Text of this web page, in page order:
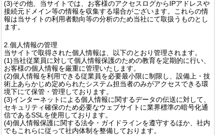
(3)その他、当サイトでは、お客様のアクセスログからIPアドレスや
接続元ドメイン等の情報を収集する場合がございます。これらの情
報は当サイトの利用者動向等の分析のため当社にて取扱うものとし
ます。
2.個人情報の管理
当サイトで取得された個人情報は、以下のとおり管理されます。
(1)当社従業員に対して個人情報保護のための教育を定期的に行い、
お客様の個人情報を厳重に管理いたします。
(2)個人情報を利用できる従業員を必要最小限に制限し、設備上・技
術上あらかじめ定められたシステム担当者のみがアクセスできる環
境下にて保管・管理しております。
(3)インターネットによる個人情報に関するデータの伝送に対して、
セキュリティ確保のため必要なウェブサイトに業界標準の暗号化通
信であるSSLを使用しております。
(4)個人情報保護に関する法令・ガイドラインを遵守するほか、社内
でもこれらに従って社内体制を整備しております。